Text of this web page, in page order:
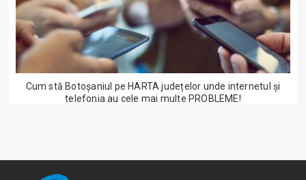
Cum stă Botoșaniul pe HARTA județelor unde internetul și
telefonia au cele mai multe PROBLEME!